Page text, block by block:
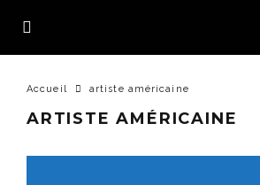
Accueil artiste américaine
ARTISTE AMÉRICAINE